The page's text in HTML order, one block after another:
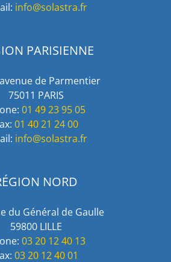
info@solastra.fr
PARISIENNE
de Parmentier
75011 PARIS
01 49 23 95 05
01 40 21 24 00
info@solastra.fr
NORD
du Général de Gaulle
59800 LILLE
03 20 12 40 13
03 20 12 40 01